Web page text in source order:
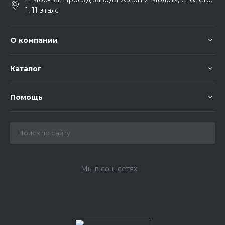
1, 11 этаж.
О компании
Каталог
Помощь
Мы в соц. сетях